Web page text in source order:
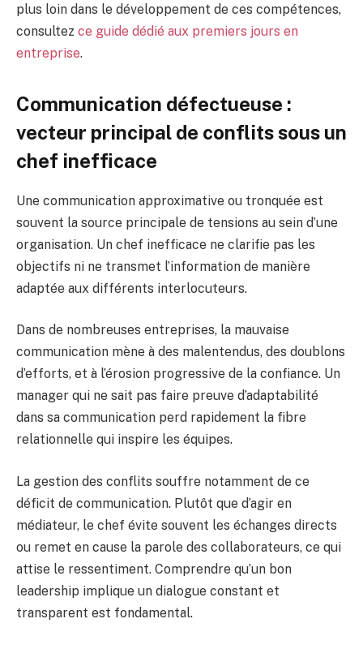
plus loin dans le développement de ces compétences,
consultez ce guide dédié aux premiers jours en
entreprise.
Communication défectueuse :
vecteur principal de conflits sous un
chef inefficace
Une communication approximative ou tronquée est
souvent la source principale de tensions au sein d’une
organisation. Un chef inefficace ne clarifie pas les
objectifs ni ne transmet l’information de manière
adaptée aux différents interlocuteurs.
Dans de nombreuses entreprises, la mauvaise
communication mène à des malentendus, des doublons
d’efforts, et à l’érosion progressive de la confiance. Un
manager qui ne sait pas faire preuve d’adaptabilité
dans sa communication perd rapidement la fibre
relationnelle qui inspire les équipes.
La gestion des conflits souffre notamment de ce
déficit de communication. Plutôt que d’agir en
médiateur, le chef évite souvent les échanges directs
ou remet en cause la parole des collaborateurs, ce qui
attise le ressentiment. Comprendre qu’un bon
leadership implique un dialogue constant et
transparent est fondamental.